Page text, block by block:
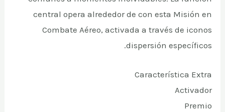
central opera alrededor de con esta Misión en
Combate Aéreo, activada a través de iconos
dispersión específicos.
Característica Extra
Activador
Premio